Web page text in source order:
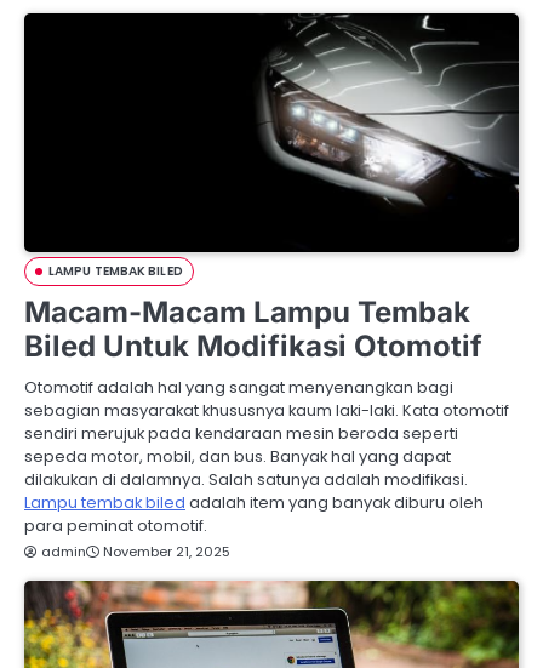
LAMPU TEMBAK BILED
Macam-Macam Lampu Tembak
Biled Untuk Modifikasi Otomotif
Otomotif adalah hal yang sangat menyenangkan bagi
sebagian masyarakat khususnya kaum laki-laki. Kata otomotif
sendiri merujuk pada kendaraan mesin beroda seperti
sepeda motor, mobil, dan bus. Banyak hal yang dapat
dilakukan di dalamnya. Salah satunya adalah modifikasi.
Lampu tembak biled adalah item yang banyak diburu oleh
para peminat otomotif.
admin November 21, 2025